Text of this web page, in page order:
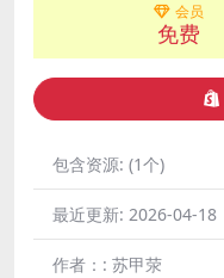
会员
免费
包含资源: (1个)
最近更新: 2026-04-18
作者：: 苏甲荥